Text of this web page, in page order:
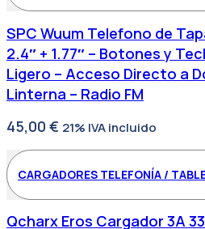
SPC Wuum Telefono de
2.4″ + 1.77″ – Botones y
Ligero – Acceso Directo a
Linterna – Radio FM
45,00 € 21% IVA incluido
CARGADORES TELEFONÍA /
Qcharx Eros Cargador 3A